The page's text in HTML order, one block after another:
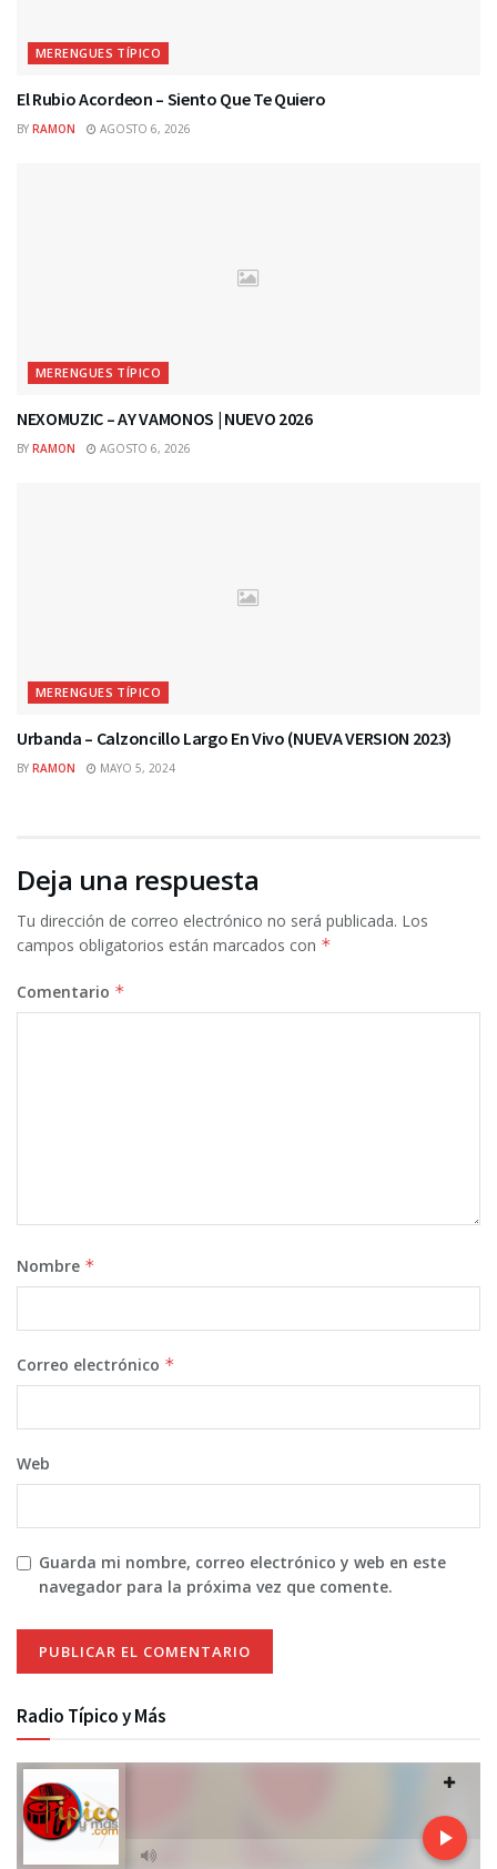
MERENGUES TÍPICO
El Rubio Acordeon – Siento Que Te Quiero
BY RAMON AGOSTO 6, 2026
MERENGUES TÍPICO
NEXOMUZIC – AY VAMONOS | NUEVO 2026
BY RAMON AGOSTO 6, 2026
MERENGUES TÍPICO
Urbanda – Calzoncillo Largo En Vivo (NUEVA VERSION 2023)
BY RAMON MAYO 5, 2024
Deja una respuesta
Tu dirección de correo electrónico no será publicada. Los
campos obligatorios están marcados con *
Comentario *
Nombre *
Correo electrónico *
Web
Guarda mi nombre, correo electrónico y web en este
navegador para la próxima vez que comente.
Radio Típico y Más